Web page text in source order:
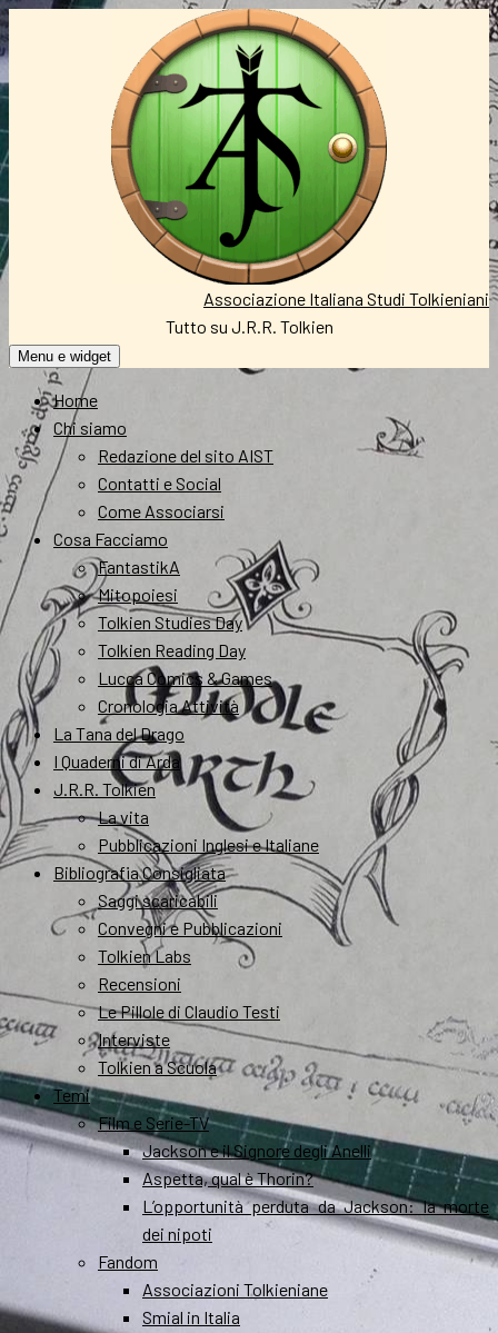
Vai
al
contenuto
Associazione Italiana Studi Tolkieniani
Tutto su J.R.R. Tolkien
Menu e widget
Home
Chi siamo
Redazione del sito AIST
Contatti e Social
Come Associarsi
Cosa Facciamo
FantastikA
Mitopoiesi
Tolkien Studies Day
Tolkien Reading Day
Lucca Comics & Games
Cronologia Attività
La Tana del Drago
I Quaderni di Arda
J.R.R. Tolkien
La vita
Pubblicazioni Inglesi e Italiane
Bibliografia Consigliata
Saggi scaricabili
Convegni e Pubblicazioni
Tolkien Labs
Recensioni
Le Pillole di Claudio Testi
Interviste
Tolkien a Scuola
Temi
Film e Serie-TV
Jackson e il Signore degli Anelli
Aspetta, qual è Thorin?
L’opportunità perduta da Jackson: la morte
dei nipoti
Fandom
Associazioni Tolkieniane
Smial in Italia